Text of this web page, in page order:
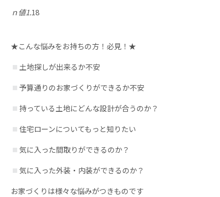
ｎ値1.18
★こんな悩みをお持ちの方！必見！★
土地探しが出来るか不安
予算通りのお家づくりができるか不安
持っている土地にどんな設計が合うのか？
住宅ローンについてもっと知りたい
気に入った間取りができるのか？
気に入った外装・内装ができるのか？
お家づくりは様々な悩みがつきものです